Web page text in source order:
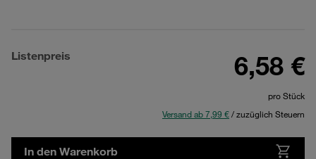
Listenpreis 6,58 €
pro Stück
Versand ab 7,99 €/ zuzüglich Steuern
In den Warenkorb